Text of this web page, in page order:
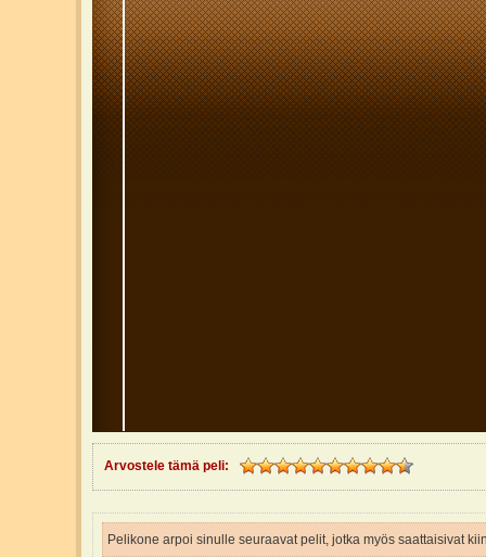
Arvostele tämä peli:
Pelikone arpoi sinulle seuraavat pelit, jotka myös saattaisivat